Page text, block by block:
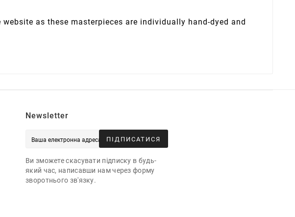
as these masterpieces are individually hand-dyed and
Newsletter
ПІДПИСАТИСЯ
Ви зможете скасувати підписку в будь-
який час, написавши нам через форму
зворотнього зв'язку.